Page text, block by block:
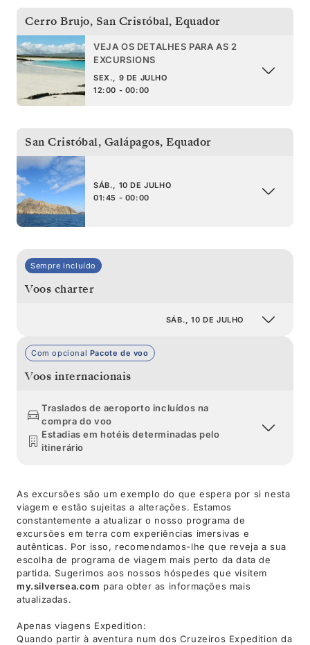
Cerro Brujo, San Cristóbal, Equador
VEJA OS DETALHES PARA AS 2
EXCURSIONS
SEX., 9 DE JULHO
12:00 - 00:00
San Cristóbal, Galápagos, Equador
SÁB., 10 DE JULHO
01:45 - 00:00
Sempre incluído
Voos charter
SÁB., 10 DE JULHO
Com opcional Pacote de voo
Voos internacionais
Traslados de aeroporto incluídos na
compra do voo
Estadias em hotéis determinadas pelo
itinerário
As excursões são um exemplo do que espera por si nesta
viagem e estão sujeitas a alterações. Estamos
constantemente a atualizar o nosso programa de
excursões em terra com experiências imersivas e
autênticas. Por isso, recomendamos-lhe que reveja a sua
escolha de programa de viagem mais perto da data de
partida. Sugerimos aos nossos hóspedes que visitem
my.silversea.com para obter as informações mais
atualizadas.
Apenas viagens Expedition:
Quando partir à aventura num dos Cruzeiros Expedition da